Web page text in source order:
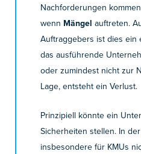
Nachforderungen
wenn Mängel auftreten.
Auftraggebers ist dies ein
das ausführende
oder zumindest nicht zur
Lage, entsteht ein Verlust.
Prinzipiell könnte ein
Sicherheiten stellen. In
insbesondere für KMUs